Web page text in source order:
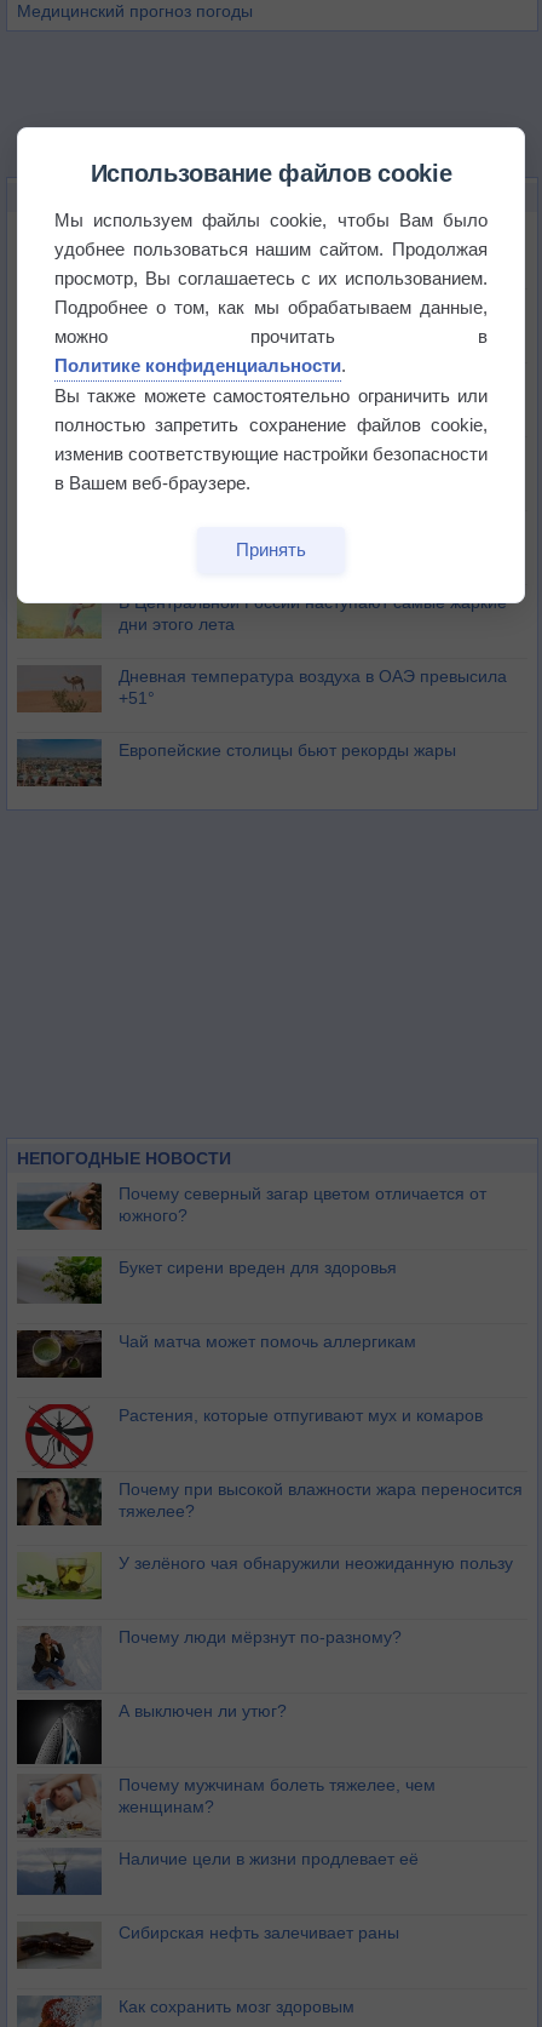
Медицинский прогноз погоды
Погода в Екатеринбурге 6 августа
Погода в Краснодаре 6 августа
Погода в Санкт-Петербурге 6 августа
Погода в Москве 6 августа
В Центральной России наступают самые жаркие
дни этого лета
Дневная температура воздуха в ОАЭ превысила
+51°
Европейские столицы бьют рекорды жары
НЕПОГОДНЫЕ НОВОСТИ
Почему северный загар цветом отличается от
южного?
Букет сирени вреден для здоровья
Чай матча может помочь аллергикам
Растения, которые отпугивают мух и комаров
Почему при высокой влажности жара переносится
тяжелее?
У зелёного чая обнаружили неожиданную пользу
Почему люди мёрзнут по-разному?
А выключен ли утюг?
Почему мужчинам болеть тяжелее, чем
женщинам?
Наличие цели в жизни продлевает её
Сибирская нефть залечивает раны
Как сохранить мозг здоровым
Использование файлов cookie
Мы используем файлы cookie, чтобы Вам было
удобнее пользоваться нашим сайтом. Продолжая
просмотр, Вы соглашаетесь с их использованием.
Подробнее о том, как мы обрабатываем данные,
можно прочитать в
Политике конфиденциальности.
Вы также можете самостоятельно ограничить или
полностью запретить сохранение файлов cookie,
изменив соответствующие настройки безопасности
в Вашем веб-браузере.
Принять